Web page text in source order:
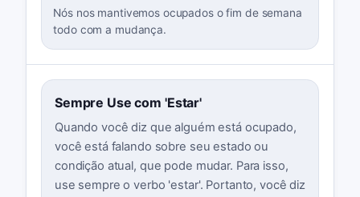
Nós nos mantivemos ocupados o fim de semana
todo com a mudança.
Sempre Use com 'Estar'
Quando você diz que alguém está ocupado,
você está falando sobre seu estado ou
condição atual, que pode mudar. Para isso,
use sempre o verbo 'estar'. Portanto, você diz